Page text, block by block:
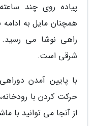
پیاده روی چند
همچنان مایل به ادامه
راهی نوشا می رسید.
شرقی است.
با پایین آمدن
حرکت کردن با
از آنجا می توانید با